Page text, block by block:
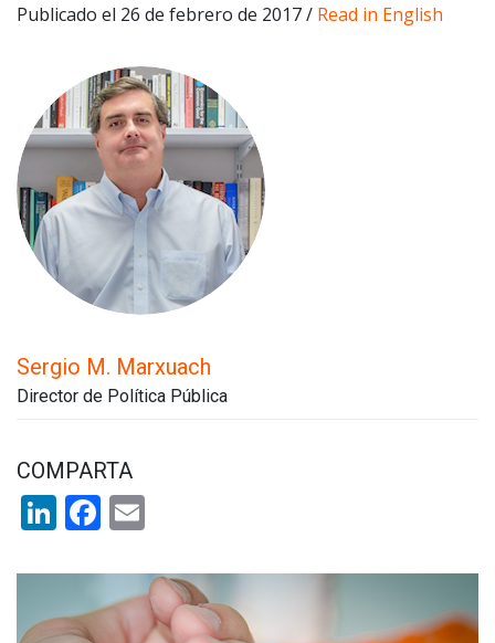
Publicado el 26 de febrero de 2017 / Read in English
Sergio M. Marxuach
Director de Política Pública
COMPARTA
LinkedIn
Facebook